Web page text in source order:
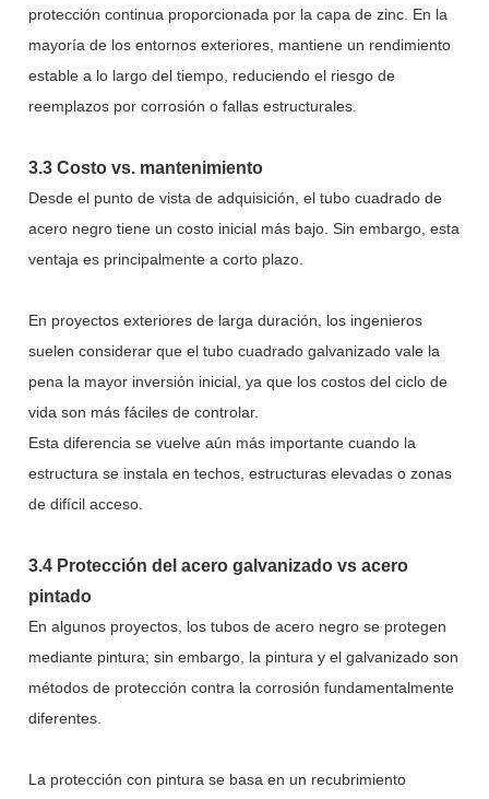
protección continua proporcionada por la capa de zinc. En la
mayoría de los entornos exteriores, mantiene un rendimiento
estable a lo largo del tiempo, reduciendo el riesgo de
reemplazos por corrosión o fallas estructurales.
3.3 Costo vs. mantenimiento
Desde el punto de vista de adquisición, el tubo cuadrado de
acero negro tiene un costo inicial más bajo. Sin embargo, esta
ventaja es principalmente a corto plazo.
En proyectos exteriores de larga duración, los ingenieros
suelen considerar que el tubo cuadrado galvanizado vale la
pena la mayor inversión inicial, ya que los costos del ciclo de
vida son más fáciles de controlar.
Esta diferencia se vuelve aún más importante cuando la
estructura se instala en techos, estructuras elevadas o zonas
de difícil acceso.
3.4 Protección del acero galvanizado vs acero
pintado
En algunos proyectos, los tubos de acero negro se protegen
mediante pintura; sin embargo, la pintura y el galvanizado son
métodos de protección contra la corrosión fundamentalmente
diferentes.
La protección con pintura se basa en un recubrimiento